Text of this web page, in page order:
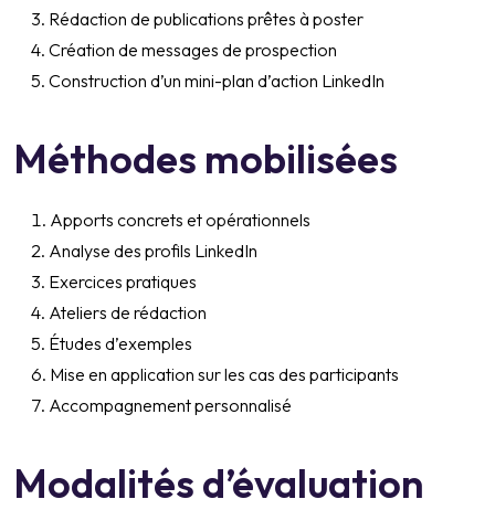
Rédaction de publications prêtes à poster
Création de messages de prospection
Construction d’un mini-plan d’action LinkedIn
Méthodes mobilisées
Apports concrets et opérationnels
Analyse des profils LinkedIn
Exercices pratiques
Ateliers de rédaction
Études d’exemples
Mise en application sur les cas des participants
Accompagnement personnalisé
Modalités d’évaluation